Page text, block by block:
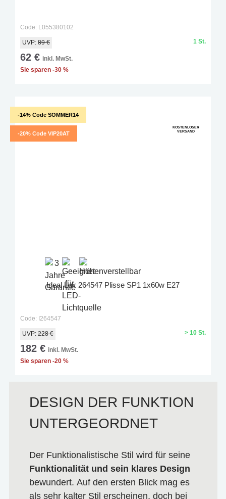
Code: L055380102
UVP: 89 €
62 € inkl. MwSt.
Sie sparen -30 %
1 St.
-14% Code SOMMER14
-20% Code VIP20AT
KOSTENLOSER
VERSAND
Ideal Lux 264547 Plisse SP1 1x60w E27
Code: I264547
UVP: 228 €
182 € inkl. MwSt.
Sie sparen -20 %
> 10 St.
DESIGN DER FUNKTION
UNTERGEORDNET
Der Funktionalistische Stil wird für seine
Funktionalität und sein klares Design
bewundert. Auf den ersten Blick mag es
als sehr kalter Stil erscheinen, doch bei